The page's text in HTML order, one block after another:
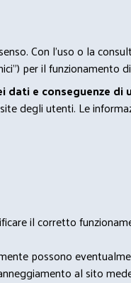
Con l'uso o la
per il funzionamento
e conseguenze di
degli utenti. Le
il corretto
possono
al sito